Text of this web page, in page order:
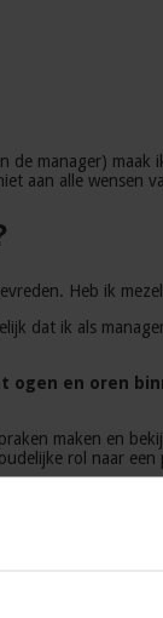
de manager)
aan alle wensen
Heb ik
dat ik als
en oren
maken en
rol naar
veranderende rol.